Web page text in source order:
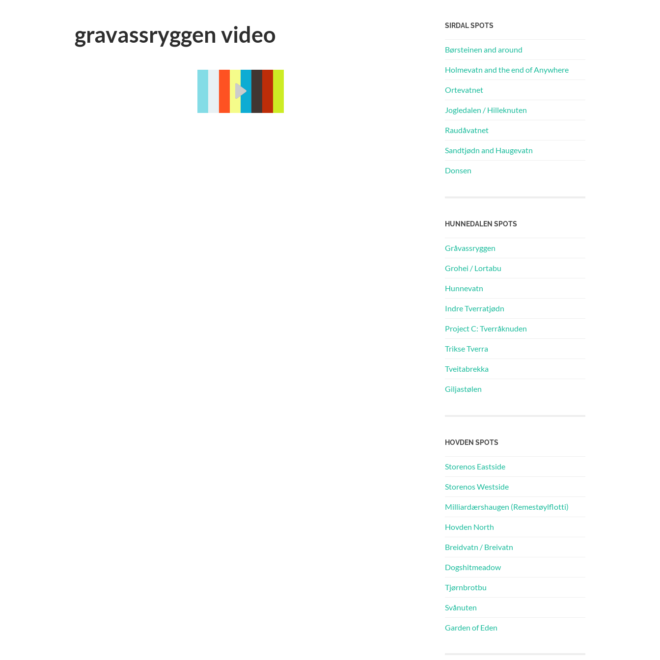
gravassryggen video SIRDAL SPOTS
Børsteinen and around
Holmevatn and the end of Anywhere
Ortevatnet
Jogledalen / Hilleknuten
Raudåvatnet
Sandtjødn and Haugevatn
Donsen
HUNNEDALEN SPOTS
Gråvassryggen
Grohei / Lortabu
Hunnevatn
Indre Tverratjødn
Project C: Tverråknuden
Trikse Tverra
Tveitabrekka
Giljastølen
HOVDEN SPOTS
Storenos Eastside
Storenos Westside
Milliardærshaugen (Remestøylflotti)
Hovden North
Breidvatn / Breivatn
Dogshitmeadow
Tjørnbrotbu
Svånuten
Garden of Eden